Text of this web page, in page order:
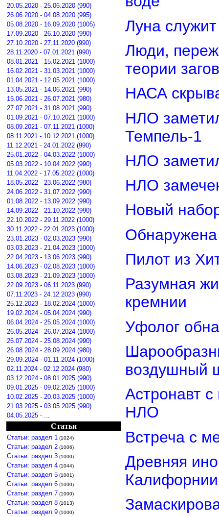
20.05.2020 - 25.06.2020 (990)
26.06.2020 - 04.08.2020 (995)
05.08.2020 - 16.09.2020 (1005)
17.09.2020 - 26.10.2020 (990)
27.10.2020 - 27.11.2020 (990)
28.11.2020 - 07.01.2021 (990)
08.01.2021 - 15.02.2021 (1000)
16.02.2021 - 31.03.2021 (1000)
01.04.2021 - 12.05.2021 (1000)
13.05.2021 - 14.06.2021 (990)
15.06.2021 - 26.07.2021 (980)
27.07.2021 - 31.08.2021 (990)
01.09.2021 - 07.10.2021 (1000)
08.09.2021 - 07.11.2021 (1000)
08.11.2021 - 10.12.2021 (1000)
11.12.2021 - 24.01.2022 (990)
25.01.2022 - 04.03.2022 (1000)
05.03.2022 - 10.04.2022 (990)
11.04.2022 - 17.05.2022 (1000)
18.05.2022 - 23.06.2022 (980)
24.06.2022 - 31.07.2022 (990)
01.08.2022 - 13.09.2022 (990)
14.09.2022 - 21.10.2022 (990)
22.10.2022 - 29.11.2022 (1000)
30.11.2022 - 22.01.2023 (1000)
23.01.2023 - 02.03.2023 (990)
03.03.2023 - 21.04.2023 (1000)
22.04.2023 - 13.06.2023 (990)
14.06.2023 - 02.08.2023 (1000)
03.08.2023 - 21.09.2023 (1000)
22.09.2023 - 06.11.2023 (990)
07.11.2023 - 24.12.2023 (990)
25.12.2023 - 18.02.2024 (1000)
19.02.2024 - 05.04.2024 (990)
06.04.2024 - 25.05.2024 (1000)
26.05.2024 - 26.07.2024 (1000)
26.07.2024 - 25.08.2024 (990)
26.08.2024 - 28.09.2024 (980)
29.09.2024 - 01.11.2024 (1000)
02.11.2024 - 02.12.2024 (980)
03.12.2024 - 08.01.2025 (990)
09.01.2025 - 09.02.2025 (1000)
10.02.2025 - 20.03.2025 (1000)
21.03.2025 - 03.05.2025 (990)
04.05.2025 - ...
Статьи
Статьи: раздел 1 (1024)
Статьи: раздел 2 (1006)
Статьи: раздел 3 (1000)
Статьи: раздел 4 (1044)
Статьи: раздел 5 (1001)
Статьи: раздел 6 (1000)
Статьи: раздел 7 (1000)
Статьи: раздел 8 (1013)
Статьи: раздел 9 (1000)
Луна
Люди,
теории
НАСА
НЛО
Темпель-1
НЛО
НЛО
Новый
Обнаружена
Пилот из
Разумная
кремнии
Уфолог
воздушный
Астронавт
НЛО
Встреча с
Древняя
Калифорнии